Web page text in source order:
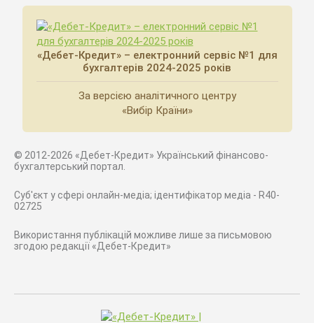
«Дебет-Кредит» – електронний сервіс №1 для
бухгалтерів 2024-2025 років
За версією аналітичного центру
«Вибір Країни»
© 2012-2026 «Дебет-Кредит» Український фінансово-
бухгалтерський портал.
Суб'єкт у сфері онлайн-медіа; ідентифікатор медіа - R40-
02725
Використання публікацій можливе лише за письмовою
згодою редакції «Дебет-Кредит»